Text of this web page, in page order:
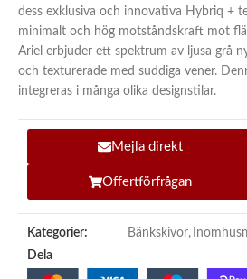
dess exklusiva och innovativa Hybriq +
minimalt och hög motståndskraft mot
Ariel erbjuder ett spektrum av ljusa grå
och texturerade med suddiga vener.
integreras i många olika designstilar.
Mejla direkt
Offertförfrågan
Kategorier: Bänkskivor,
Dela